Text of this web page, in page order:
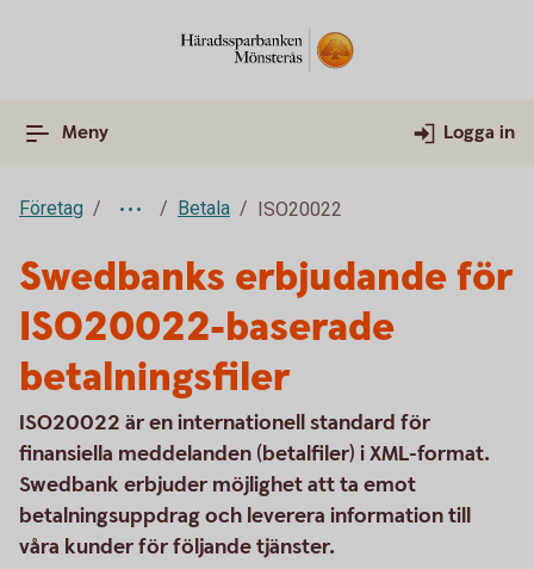
Meny Logga in
Företag Betala ISO20022
Swedbanks erbjudande för
ISO20022-baserade
betalningsfiler
ISO20022 är en internationell standard för
finansiella meddelanden (betalfiler) i XML-format.
Swedbank erbjuder möjlighet att ta emot
betalningsuppdrag och leverera information till
våra kunder för följande tjänster.